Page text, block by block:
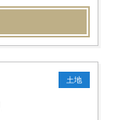
土地